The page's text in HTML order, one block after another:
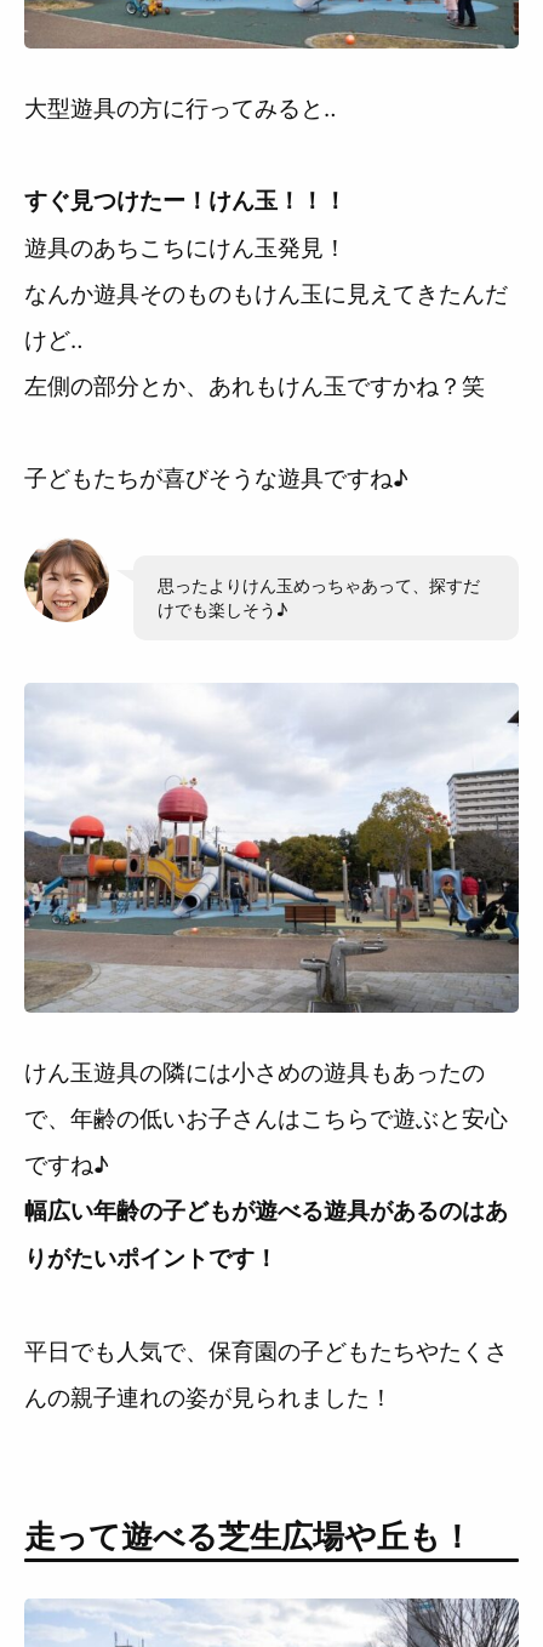
大型遊具の方に行ってみると‥
すぐ見つけたー！けん玉！！！
遊具のあちこちにけん玉発見！
なんか遊具そのものもけん玉に見えてきたんだ
けど‥
左側の部分とか、あれもけん玉ですかね？笑
子どもたちが喜びそうな遊具ですね♪
思ったよりけん玉めっちゃあって、探すだ
けでも楽しそう♪
けん玉遊具の隣には小さめの遊具もあったの
で、年齢の低いお子さんはこちらで遊ぶと安心
ですね♪
幅広い年齢の子どもが遊べる遊具があるのはあ
りがたいポイントです！
平日でも人気で、保育園の子どもたちやたくさ
んの親子連れの姿が見られました！
走って遊べる芝生広場や丘も！